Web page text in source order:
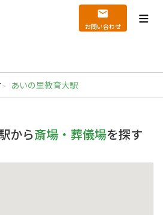
cannot be empty in
/home/hatanophoto/coop-
wp-content/themes/coop/functions.phpon
族葬ならコープの家族葬｜
お問い合わせ
あいの里教育大駅
から斎場・葬儀場を探す